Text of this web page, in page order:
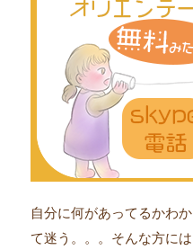
自分に何があってるかわ
て迷う。。。そんな方に